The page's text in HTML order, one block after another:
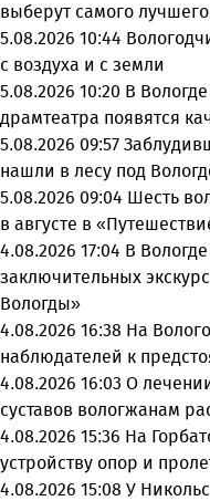
выберут самого
5.08.2026 10:44
с воздуха и с земли
5.08.2026 10:20 В
драмтеатра появятся
5.08.2026 09:57
нашли в лесу под
5.08.2026 09:04 Шесть
в августе в
4.08.2026 17:04 В
заключительных
Вологды»
4.08.2026 16:38 На
наблюдателей к
4.08.2026 16:03 О
суставов вологжанам
4.08.2026 15:36 На
устройству опор и
4.08.2026 15:08 У